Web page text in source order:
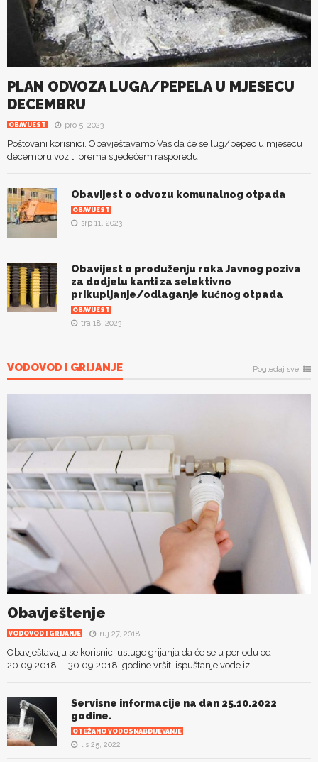
PLAN ODVOZA LUGA/PEPELA U MJESECU
DECEMBRU
OBAVIJEST pro 5, 2023
Poštovani korisnici. Obavještavamo Vas da će se lug/pepeo u mjesecu
decembru voziti prema sljedećem rasporedu:
Obavijest o odvozu komunalnog otpada
OBAVIJEST
srp 11, 2023
Obavijest o produženju roka Javnog poziva
za dodjelu kanti za selektivno
prikupljanje/odlaganje kućnog otpada
OBAVIJEST
tra 18, 2023
VODOVOD I GRIJANJE Pogledaj sve
Obavještenje
VODOVOD I GRIJANJE ruj 27, 2018
Obavještavaju se korisnici usluge grijanja da će se u periodu od
20.09.2018. – 30.09.2018. godine vršiti ispuštanje vode iz...
Servisne informacije na dan 25.10.2022
godine.
OTEŽANO VODOSNABDIJEVANJE
lis 25, 2022